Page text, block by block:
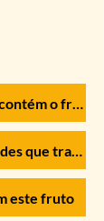
a
março e
produz
um destes
Veja os produtos que contém o fruto em nossa loja virtual
Conheça as comunidades que trabalham com o fruto
este fruto